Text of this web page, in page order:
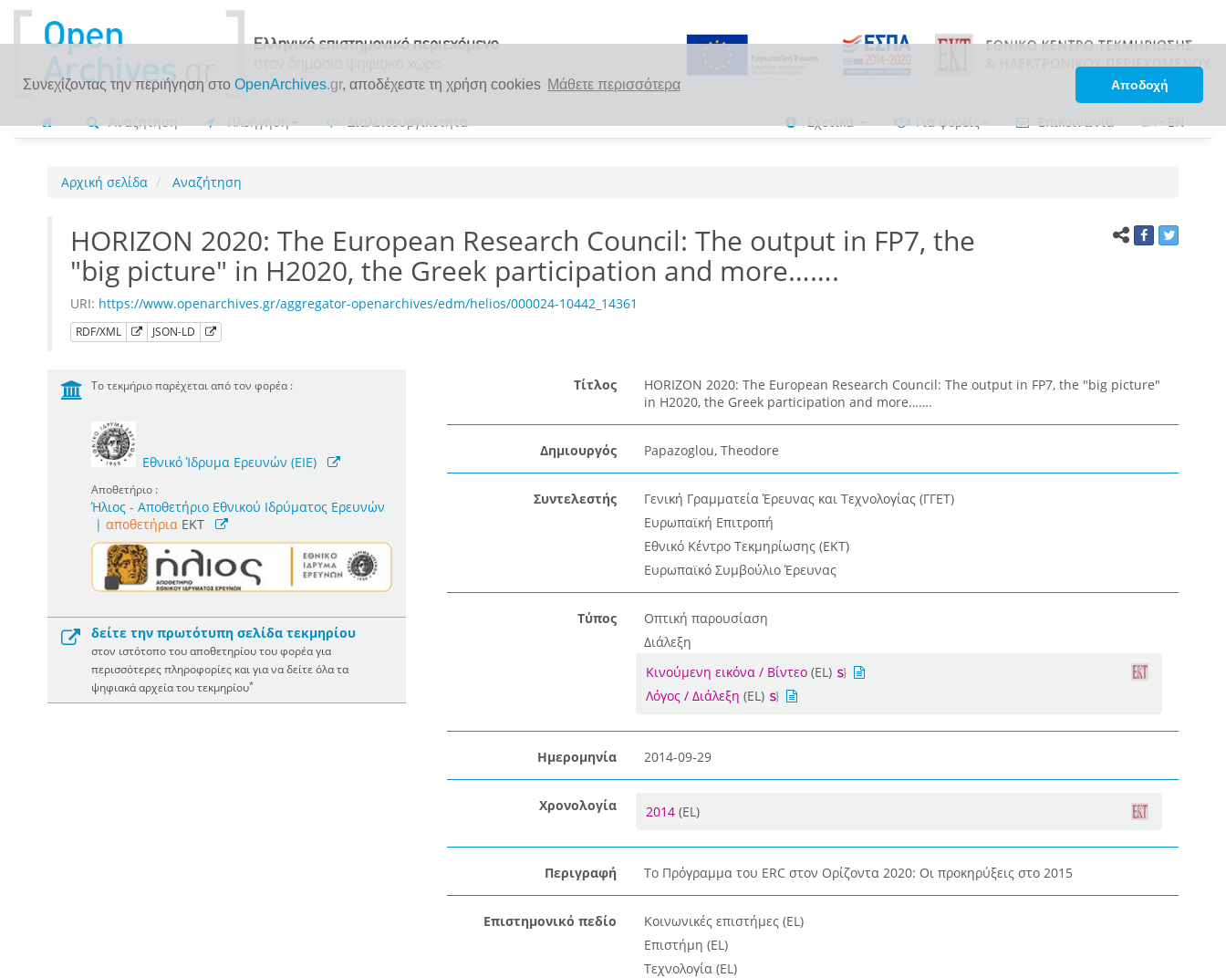
Συνεχίζοντας την περιήγηση στο OpenArchives.gr, αποδέχεστε τη χρήση cookies Μάθετε περισσότερα Αποδοχή
Αναζήτηση Πλοήγηση Διαλειτουργικότητα Σχετικά Για φορείς Επικοινωνία ΕΛ•EN
Αρχική σελίδα Αναζήτηση
HORIZON 2020: The European Research Council: The output in FP7, the
"big picture" in H2020, the Greek participation and more…….
URI: https://www.openarchives.gr/aggregator-openarchives/edm/helios/000024-10442_14361
RDF/XML JSON-LD
Το τεκμήριο παρέχεται από τον φορέα :
Εθνικό Ίδρυμα Ερευνών (ΕΙΕ)
Αποθετήριο :
Ήλιος - Αποθετήριο Εθνικού Ιδρύματος Ερευνών
| αποθετήρια EKT
δείτε την πρωτότυπη σελίδα τεκμηρίου
στον ιστότοπο του αποθετηρίου του φορέα για
περισσότερες πληροφορίες και για να δείτε όλα τα
ψηφιακά αρχεία του τεκμηρίου*
Τίτλος
HORIZON 2020: The European Research Council: The output in FP7, the "big picture"
in H2020, the Greek participation and more…….
Δημιουργός Papazoglou, Theodore
Συντελεστής
Γενική Γραμματεία Έρευνας και Τεχνολογίας (ΓΓΕΤ)
Ευρωπαϊκή Επιτροπή
Εθνικό Κέντρο Τεκμηρίωσης (ΕΚΤ)
Ευρωπαϊκό Συμβούλιο Έρευνας
Τύπος
Οπτική παρουσίαση
Διάλεξη
Κινούμενη εικόνα / Βίντεο(EL)
Λόγος / Διάλεξη (EL)
Ημερομηνία 2014-09-29
Χρονολογία 2014 (EL)
Περιγραφή Το Πρόγραμμα του ERC στον Ορίζοντα 2020: Οι προκηρύξεις στο 2015
Επιστημονικό πεδίο
Κοινωνικές επιστήμες (EL)
Επιστήμη (EL)
Τεχνολογία (EL)